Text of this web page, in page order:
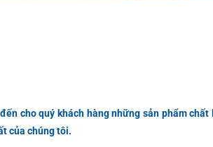
cho quý khách hàng những sản phẩm
của chúng tôi.